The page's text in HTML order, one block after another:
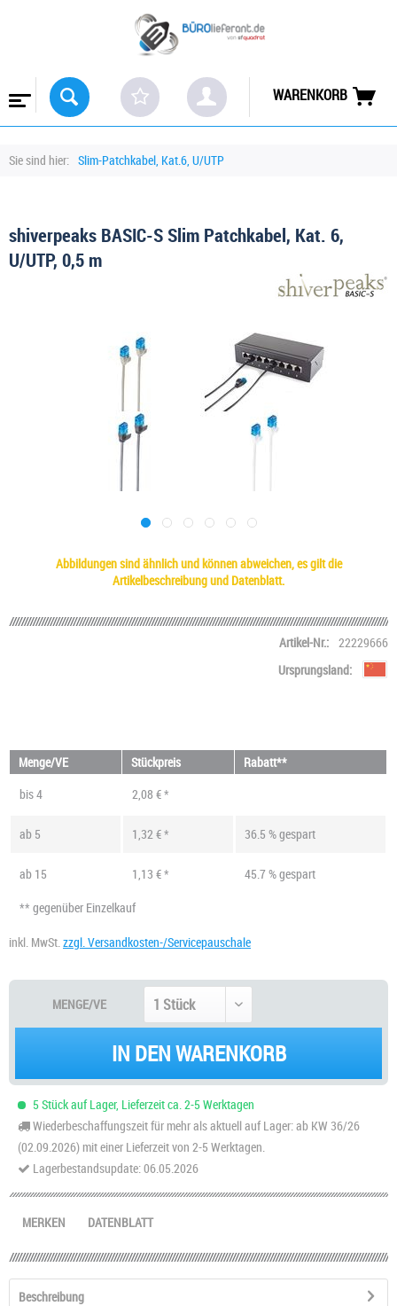
WARENKORB
Sie sind hier: Slim-Patchkabel, Kat.6, U/UTP
shiverpeaks BASIC-S Slim Patchkabel, Kat. 6,
U/UTP, 0,5 m
Abbildungen sind ähnlich und können abweichen, es gilt die
Artikelbeschreibung und Datenblatt.
Artikel-Nr.: 22229666
Ursprungsland:
Menge/VE Stückpreis
Rabatt**
bis4 2,08 € *
ab 5 1,32 € * 36.5 % gespart
ab 15 1,13 € *
45.7 % gespart
** gegenüber Einzelkauf
inkl. MwSt. zzgl. Versandkosten-/Servicepauschale
MENGE/VE
IN DEN WARENKORB
5 Stück auf Lager, Lieferzeit ca. 2-5 Werktagen
Wiederbeschaffungszeit für mehr als aktuell auf Lager: ab KW 36/26
(02.09.2026) mit einer Lieferzeit von 2-5 Werktagen.
Lagerbestandsupdate: 06.05.2026
DATENBLATT
MERKEN
Beschreibung